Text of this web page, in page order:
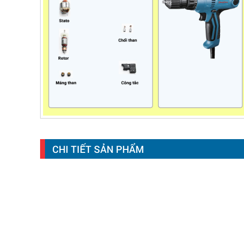
CHI TIẾT SẢN PHẨM